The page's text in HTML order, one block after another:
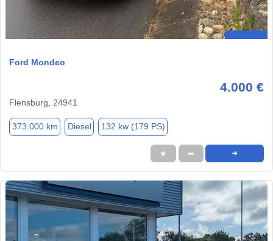
Ford Mondeo
4.000 €
Flensburg, 24941
373.000 km Diesel 132 kw (179 PS)
★ ➦ ➜